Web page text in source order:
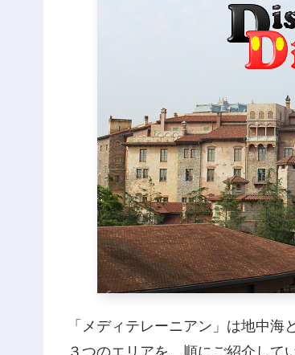
「メディテレーニアン」は地中
３つのエリアを、順にご紹介して